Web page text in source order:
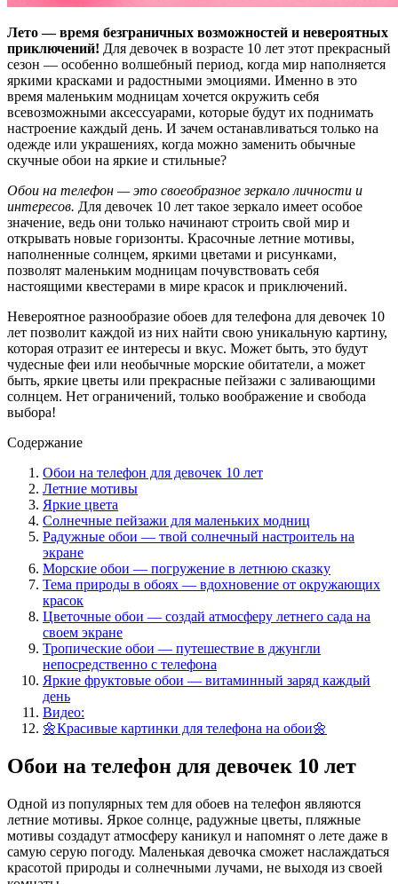
Лето — время безграничных возможностей и невероятных
приключений! Для девочек в возрасте 10 лет этот прекрасный
сезон — особенно волшебный период, когда мир наполняется
яркими красками и радостными эмоциями. Именно в это
время маленьким модницам хочется окружить себя
всевозможными аксессуарами, которые будут их поднимать
настроение каждый день. И зачем останавливаться только на
одежде или украшениях, когда можно заменить обычные
скучные обои на яркие и стильные?
Обои на телефон — это своеобразное зеркало личности и
интересов. Для девочек 10 лет такое зеркало имеет особое
значение, ведь они только начинают строить свой мир и
открывать новые горизонты. Красочные летние мотивы,
наполненные солнцем, яркими цветами и рисунками,
позволят маленьким модницам почувствовать себя
настоящими квестерами в мире красок и приключений.
Невероятное разнообразие обоев для телефона для девочек 10
лет позволит каждой из них найти свою уникальную картину,
которая отразит ее интересы и вкус. Может быть, это будут
чудесные феи или необычные морские обитатели, а может
быть, яркие цветы или прекрасные пейзажи с заливающими
солнцем. Нет ограничений, только воображение и свобода
выбора!
Содержание
Обои на телефон для девочек 10 лет
Летние мотивы
Яркие цвета
Солнечные пейзажи для маленьких модниц
Радужные обои — твой солнечный настроитель на
экране
Морские обои — погружение в летнюю сказку
Тема природы в обоях — вдохновение от окружающих
красок
Цветочные обои — создай атмосферу летнего сада на
своем экране
Тропические обои — путешествие в джунгли
непосредственно с телефона
Яркие фруктовые обои — витаминный заряд каждый
день
Видео:
🌼Красивые картинки для телефона на обои🌼
Обои на телефон для девочек 10 лет
Одной из популярных тем для обоев на телефон являются
летние мотивы. Яркое солнце, радужные цветы, пляжные
мотивы создадут атмосферу каникул и напомнят о лете даже в
самую серую погоду. Маленькая девочка сможет наслаждаться
красотой природы и солнечными лучами, не выходя из своей